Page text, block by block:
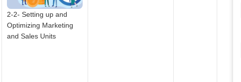
2-2- Setting up and
Optimizing Marketing
and Sales Units